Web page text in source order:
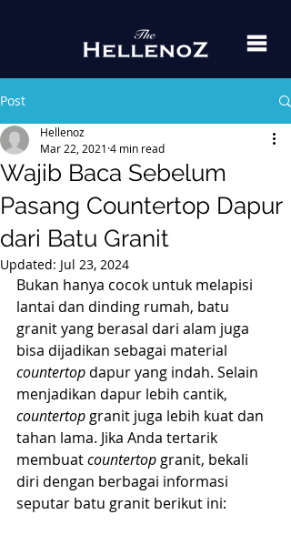
Post
Wajib Baca Sebelum
Pasang Countertop Dapur
dari Batu Granit
Hellenoz
Mar 22, 2021 4 min read
Updated: Jul 23, 2024
Bukan hanya cocok untuk melapisi
lantai dan dinding rumah, batu
granit yang berasal dari alam juga
bisa dijadikan sebagai material
countertop dapur yang indah. Selain
menjadikan dapur lebih cantik,
countertop granit juga lebih kuat dan
tahan lama. Jika Anda tertarik
membuat countertop granit, bekali
diri dengan berbagai informasi
seputar batu granit berikut ini: